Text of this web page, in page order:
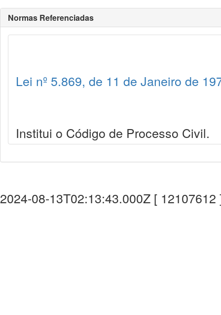
Normas Referenciadas
Lei nº 5.869, de 11 de Janeiro de
Institui o Código de Processo Civil.
2024-08-13T02:13:43.000Z [ 12107612